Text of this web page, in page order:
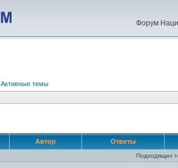
Форум
Активные темы
Автор Ответы
Подходящих